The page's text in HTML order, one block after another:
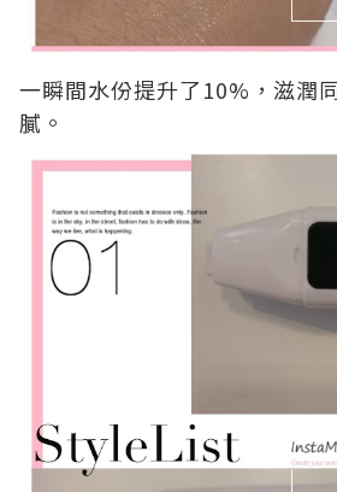
一瞬間水份提升了10%，滋潤
膩。